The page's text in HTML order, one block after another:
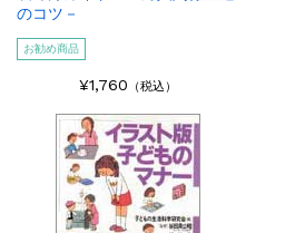
のコツ－
お勧め商品
¥1,760 （税込）